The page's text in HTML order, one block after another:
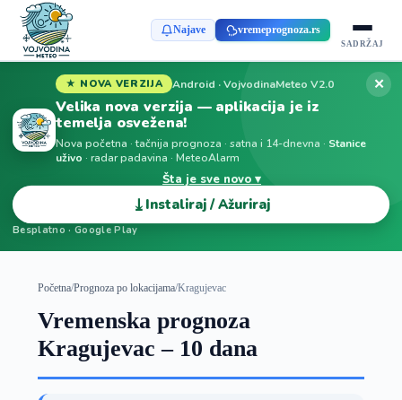
Najave vremeprognoza.rs
SADRŽAJ
★ NOVA VERZIJA Android · VojvodinaMeteo V2.0
Velika nova verzija — aplikacija je iz
temelja osvežena!
Nova početna · tačnija prognoza · satna i 14-dnevna · Stanice
uživo · radar padavina · MeteoAlarm
Šta je sve novo ▾
⤓ Instaliraj / Ažuriraj
Besplatno · Google Play
✕
Početna/Prognoza po lokacijama/Kragujevac
Vremenska prognoza
Kragujevac – 10 dana